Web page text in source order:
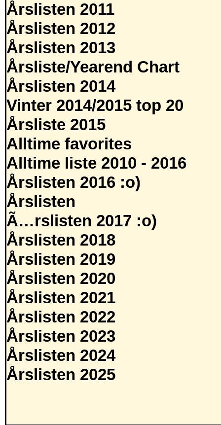
Årslisten 2011
Årslisten 2012
Årslisten 2013
Årsliste/Yearend Chart
Årslisten 2014
Vinter 2014/2015 top 20
Årsliste 2015
Alltime favorites
Alltime liste 2010 - 2016
Årslisten 2016 :o)
Årslisten
Ã…rslisten 2017 :o)
Årslisten 2018
Årslisten 2019
Årslisten 2020
Årslisten 2021
Årslisten 2022
Årslisten 2023
Årslisten 2024
Årslisten 2025